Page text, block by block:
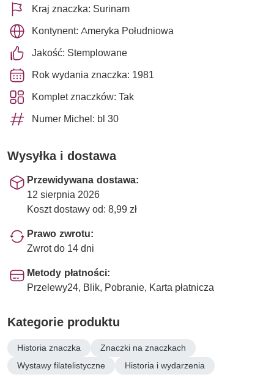
Kraj znaczka: Surinam
Kontynent: Ameryka Południowa
Jakość: Stemplowane
Rok wydania znaczka: 1981
Komplet znaczków: Tak
Numer Michel: bl 30
Wysyłka i dostawa
Przewidywana dostawa:
12 sierpnia 2026
Koszt dostawy od: 8,99 zł
Prawo zwrotu:
Zwrot do 14 dni
Metody płatności:
Przelewy24, Blik, Pobranie, Karta płatnicza
Kategorie produktu
Historia znaczka
Znaczki na znaczkach
Wystawy filatelistyczne
Historia i wydarzenia